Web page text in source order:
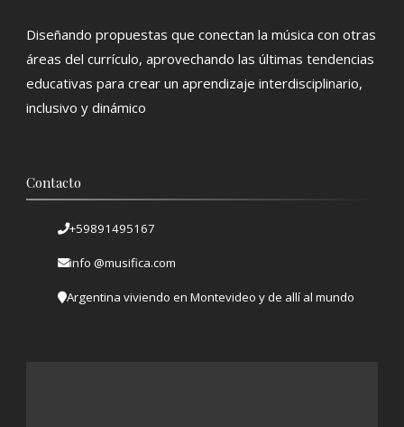
Diseñando propuestas que conectan la música con otras
áreas del currículo, aprovechando las últimas tendencias
educativas para crear un aprendizaje interdisciplinario,
inclusivo y dinámico
Contacto
+59891495167
info @musifica.com
Argentina viviendo en Montevideo y de allí al mundo